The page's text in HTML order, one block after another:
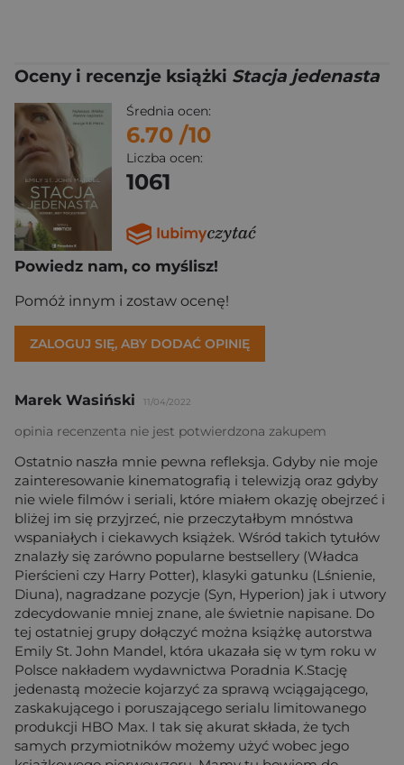
Oceny i recenzje książki Stacja jedenasta
Średnia ocen:
6.70 /10
Liczba ocen:
1061
Powiedz nam, co myślisz!
Pomóż innym i zostaw ocenę!
ZALOGUJ SIĘ, ABY DODAĆ OPINIĘ
Marek Wasiński 11/04/2022
opinia recenzenta nie jest potwierdzona zakupem
Ostatnio naszła mnie pewna refleksja. Gdyby nie moje
zainteresowanie kinematografią i telewizją oraz gdyby
nie wiele filmów i seriali, które miałem okazję obejrzeć i
bliżej im się przyjrzeć, nie przeczytałbym mnóstwa
wspaniałych i ciekawych książek. Wśród takich tytułów
znalazły się zarówno popularne bestsellery (Władca
Pierścieni czy Harry Potter), klasyki gatunku (Lśnienie,
Diuna), nagradzane pozycje (Syn, Hyperion) jak i utwory
zdecydowanie mniej znane, ale świetnie napisane. Do
tej ostatniej grupy dołączyć można książkę autorstwa
Emily St. John Mandel, która ukazała się w tym roku w
Polsce nakładem wydawnictwa Poradnia K.Stację
jedenastą możecie kojarzyć za sprawą wciągającego,
zaskakującego i poruszającego serialu limitowanego
produkcji HBO Max. I tak się akurat składa, że tych
samych przymiotników możemy użyć wobec jego